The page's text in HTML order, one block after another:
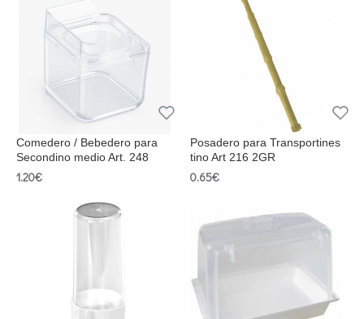
Comedero / Bebedero para
Secondino medio Art. 248
1.20€
Posadero para Transportines
tino Art 216 2GR
0.65€